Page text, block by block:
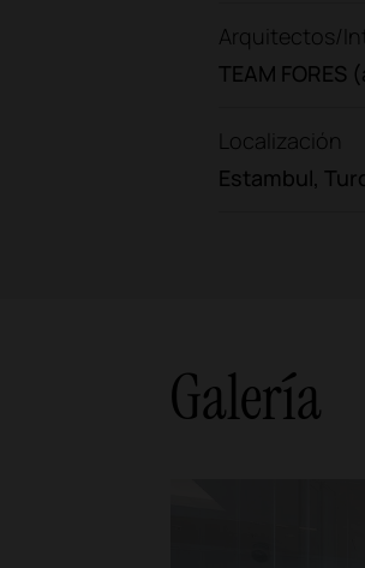
Arquitectos/
TEAM
Localización
Estambul,
Galería